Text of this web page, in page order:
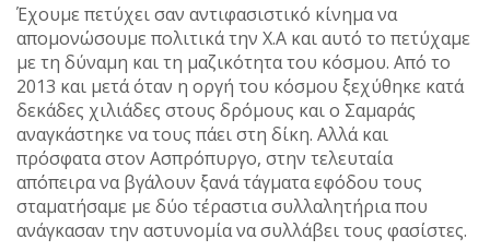
Έχουμε πετύχει σαν αντιφασιστικό κίνημα να
απομονώσουμε πολιτικά την Χ.Α και αυτό το πετύχαμε
με τη δύναμη και τη μαζικότητα του κόσμου. Από το
2013 και μετά όταν η οργή του κόσμου ξεχύθηκε κατά
δεκάδες χιλιάδες στους δρόμους και ο Σαμαράς
αναγκάστηκε να τους πάει στη δίκη. Αλλά και
πρόσφατα στον Ασπρόπυργο, στην τελευταία
απόπειρα να βγάλουν ξανά τάγματα εφόδου τους
σταματήσαμε με δύο τέραστια συλλαλητήρια που
ανάγκασαν την αστυνομία να συλλάβει τους φασίστες.